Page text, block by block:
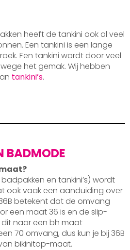
heeft de tankini ook al veel
Een tankini is een lange
Een tankini wordt door veel
het gemak. Wij hebben
tankini’s.
BADMODE
badpakken en tankini’s) wordt
ook vaak een aanduiding over
betekent dat de omvang
een maat 36 is en de slip-
dit naar een bh maat
70 omvang, dus kun je bij 36B
bikinitop-maat.